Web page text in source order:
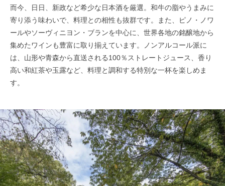
而今、日日、新政など希少な日本酒を厳選。和牛の脂やうまみに
寄り添う味わいで、料理との相性も抜群です。また、ピノ・ノワ
ールやソーヴィニヨン・ブランを中心に、世界各地の銘醸地から
集めたワインも豊富に取り揃えています。ノンアルコール派に
は、山形や青森から直送される100％ストレートジュース、香り
高い和紅茶や玉露など、料理と調和する特別な一杯を楽しめま
す。